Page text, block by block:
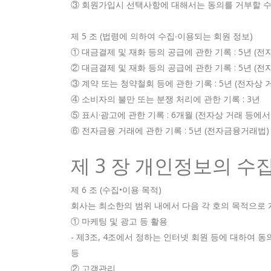
③ 회원가입시 선택사항에 대해서는 동의를 거부할
제 5 조 (법령에 의하여 수집∙이용되는 회원 정보)
① 대금결제 및 재화 등의 공급에 관한 기록 : 5년 (전
② 대금결제 및 재화 등의 공급에 관한 기록 : 5년 (전
③ 계약 또는 청약철회 등에 관한 기록 : 5년 (전자상
④ 소비자의 불만 또는 분쟁 처리에 관한 기록 : 3년
⑤ 표시·광고에 관한 기록 : 6개월 (전자상 거래 등에
⑥ 전자금융 거래에 관한 기록 : 5년 (전자금융거래법)
제 3 장 개인정보의 수
제 6 조 (수집•이용 목적)
회사는 최소한의 범위 내에서 다음 각 호의 목적으로
① 마케팅 및 광고 등 활용
- 제3조, 4조에서 정하는 인터넷 회원 등에 대하여
등
② 고객관리